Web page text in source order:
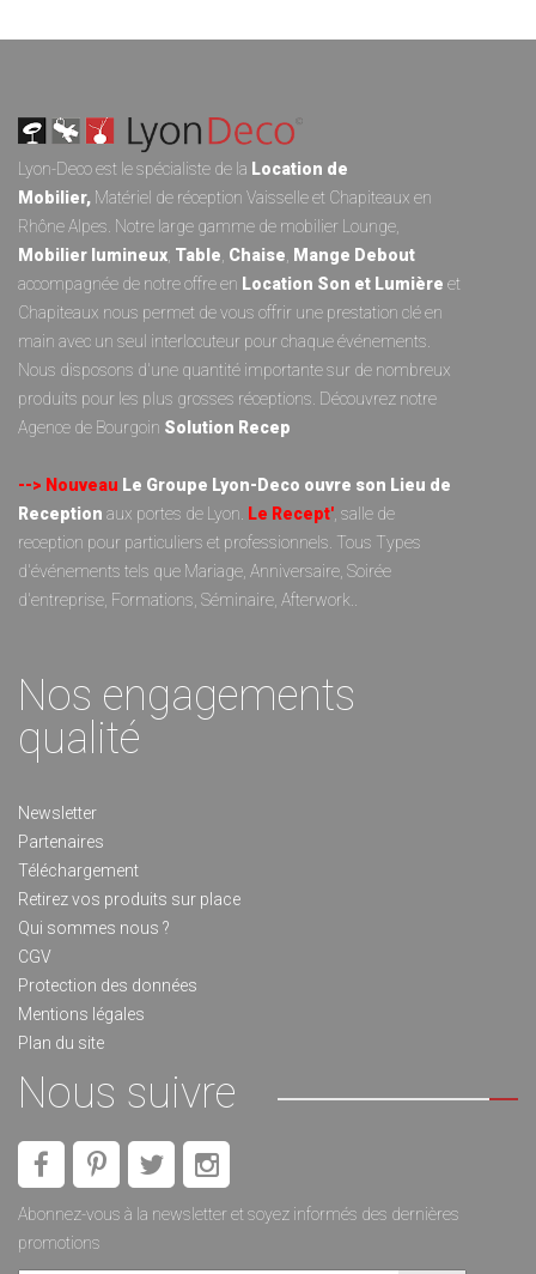
Lyon-Deco est le spécialiste de la Location de
Mobilier, Matériel de réception Vaisselleet Chapiteaux en
Rhône Alpes. Notre large gamme de mobilier Lounge,
Mobilier lumineux, Table, Chaise, Mange Debout
accompagnée de notre offre en Location Son et Lumière et
Chapiteaux nous permet de vous offrir une prestation clé en
main avec un seul interlocuteur pour chaque événements.
Nous disposons d'une quantité importante sur de nombreux
produits pour les plus grosses réceptions. Découvrez notre
Agence de Bourgoin Solution Recep
--> Nouveau Le Groupe Lyon-Deco ouvre son Lieu de
Reception aux portes de Lyon. Le Recept', salle de
reception pour particuliers et professionnels. Tous Types
d'événements tels que Mariage, Anniversaire, Soirée
d'entreprise, Formations, Séminaire, Afterwork..
Nos engagements
qualité
Newsletter
Partenaires
Téléchargement
Retirez vos produits sur place
Qui sommes nous ?
CGV
Protection des données
Mentions légales
Plan du site
Nous suivre
Abonnez-vous à la newsletter et soyez informés des dernières
promotions